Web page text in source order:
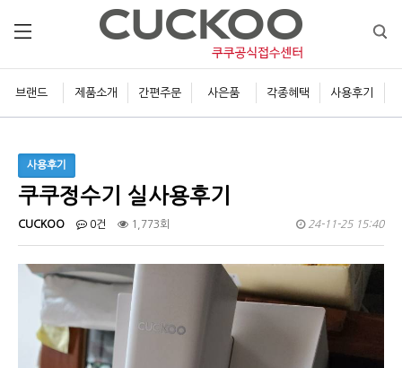
브랜드 제품소개 간편주문 사은품 각종혜택 사용후기
사용후기
쿠쿠정수기 실사용후기
CUCKOO 0건 1,773회 24-11-25 15:40